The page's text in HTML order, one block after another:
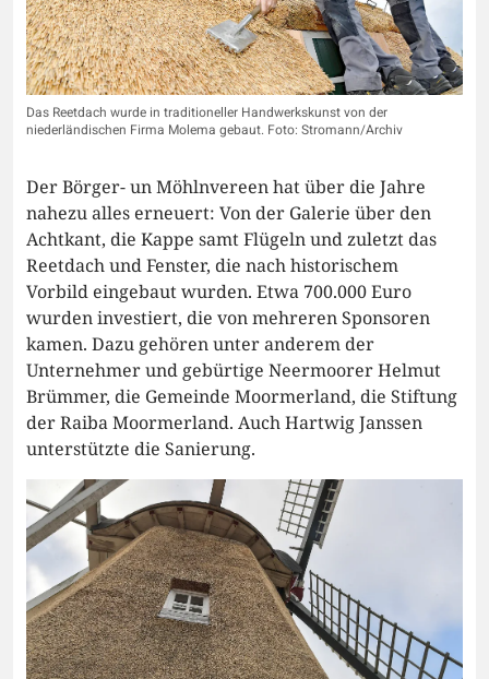
Das Reetdach wurde in traditioneller Handwerkskunst von der
niederländischen Firma Molema gebaut. Foto: Stromann/Archiv
Der Börger- un Möhlnvereen hat über die Jahre
nahezu alles erneuert: Von der Galerie über den
Achtkant, die Kappe samt Flügeln und zuletzt das
Reetdach und Fenster, die nach historischem
Vorbild eingebaut wurden. Etwa 700.000 Euro
wurden investiert, die von mehreren Sponsoren
kamen. Dazu gehören unter anderem der
Unternehmer und gebürtige Neermoorer Helmut
Brümmer, die Gemeinde Moormerland, die Stiftung
der Raiba Moormerland. Auch Hartwig Janssen
unterstützte die Sanierung.